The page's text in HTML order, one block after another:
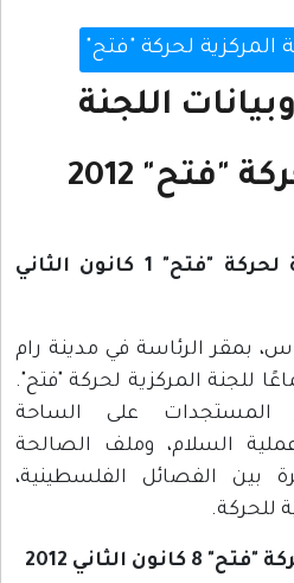
المركزية لحركة "فتح"
اللجنة
"فتح" 2012
اجتماع اللجنة المركزية لحركة "فتح" 1 كانون الثاني
بمقر الرئاسة في مدينة رام
للجنة المركزية لحركة "فتح".
المستجدات على الساحة
السلام، وملف الصالحة
بين الفصائل الفلسطينية،
للحركة.
الثاني 2012